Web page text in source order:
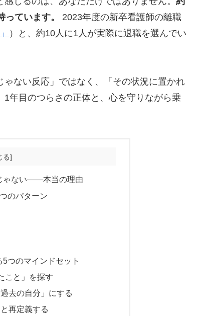
ています。
2023年度の新卒看護師の離職
）と、約10人に1人が実際に退職を選んでい
ない反応」ではなく、「その状況に置かれ
年目のつらさの正体と、心を守りながら乗
ゃない——本当の理由
のパターン
つのマインドセット
こと」を探す
去の自分」にする
再定義する